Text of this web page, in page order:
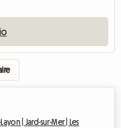
| Jard-sur-Mer | Les